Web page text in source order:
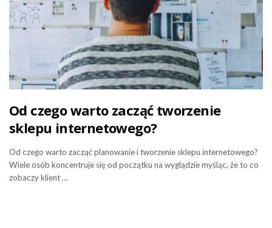
Od czego warto zacząć tworzenie
sklepu internetowego?
Od czego warto zacząć planowanie i tworzenie sklepu internetowego?
Wiele osób koncentruje się od początku na wyglądzie myśląc, że to co
zobaczy klient …